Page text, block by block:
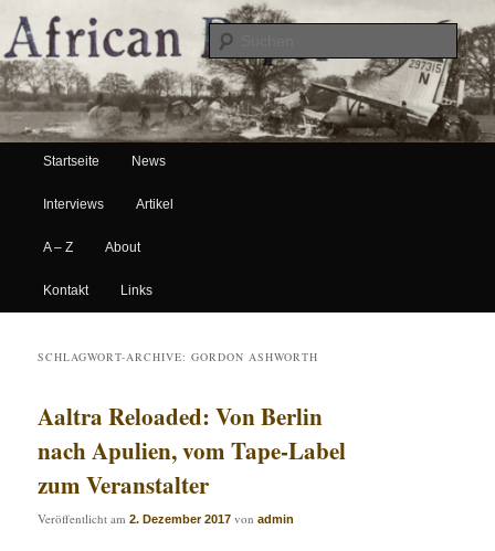
African Paper
Hauptmenü
Zum Inhalt wechseln
Zum sekundären Inhalt wechseln
Startseite News
Interviews Artikel
A – Z About
Kontakt Links
SCHLAGWORT-ARCHIVE:GORDON ASHWORTH
Aaltra Reloaded: Von Berlin
nach Apulien, vom Tape-Label
zum Veranstalter
Veröffentlicht am2. Dezember 2017 vonadmin